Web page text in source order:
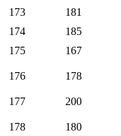
173 181
174
185
175
167
176 178
177 200
178 180